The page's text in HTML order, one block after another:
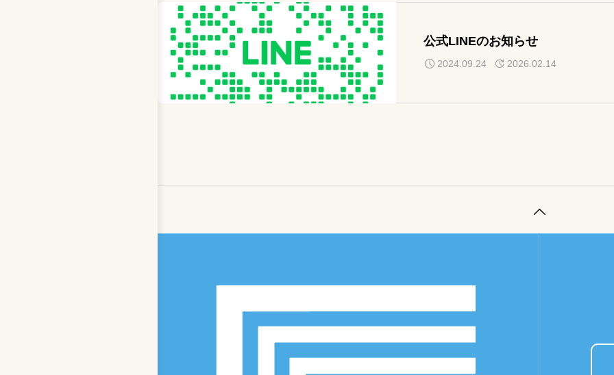
公式LINEのお知らせ
2024.09.24 2026.02.14